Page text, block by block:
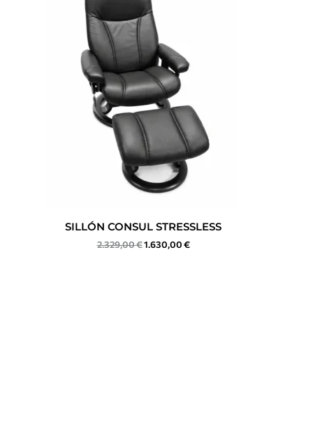
SILLÓN CONSUL STRESSLESS
2.329,00€1.630,00€